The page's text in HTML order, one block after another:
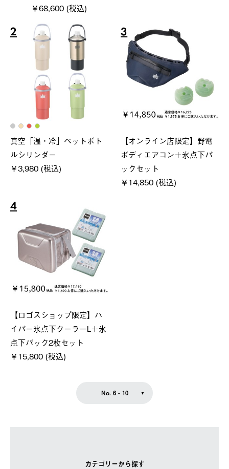
カテゴリーから探す
￥68,600 (税込)
2
真空「温・冷」ペットボト
ルシリンダー
￥3,980 (税込)
3
【オンライン店限定】野電
ボディエアコン＋氷点下パ
ックセット
￥14,850 (税込)
4
【ロゴスショップ限定】ハ
イパー氷点下クーラーL＋氷
点下パック2枚セット
￥15,800 (税込)
No. 6 - 10